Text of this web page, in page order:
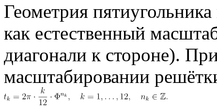
Геометрия
как естественный
диагонали к стороне).
масштабировании